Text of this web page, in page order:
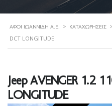
ΑΦΟΊ ΙΩΑΝΝΊΔΗ Α.Ε. > ΚΑΤΑΧΩΡΉΣΕΙΣ >
DCT LONGITUDE
Jeep AVENGER 1.2
LONGITUDE